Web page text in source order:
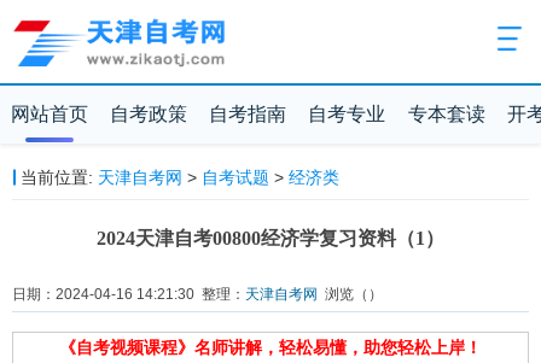
网站首页 自考政策 自考指南 自考专业 专本套读 开
当前位置: 天津自考网 > 自考试题 > 经济类
2024天津自考00800经济学复习资料（1）
日期：2024-04-16 14:21:30 整理： 天津自考网 浏览（ ）
《自考视频课程》名师讲解，轻松易懂，助您轻松上岸！